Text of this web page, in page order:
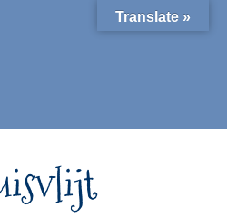
Translate »